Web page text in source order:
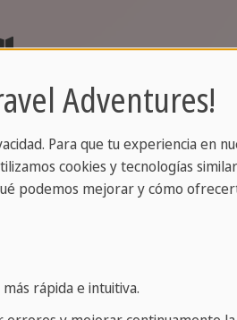
adaptan a los
viajeros.
Adventures!
Para que tu experiencia en
cookies y tecnologías
podemos mejorar y cómo
rápida e intuitiva.